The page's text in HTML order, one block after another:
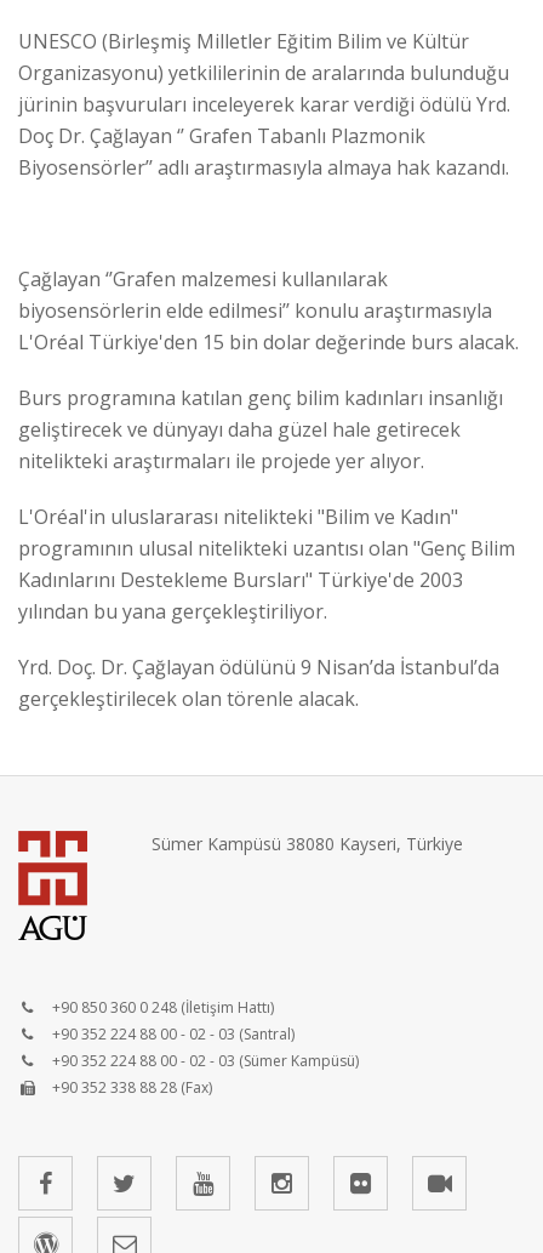
UNESCO (Birleşmiş Milletler Eğitim Bilim ve Kültür
Organizasyonu) yetkililerinin de aralarında bulunduğu
jürinin başvuruları inceleyerek karar verdiği ödülü Yrd.
Doç Dr. Çağlayan ‘’ Grafen Tabanlı Plazmonik
Biyosensörler’’ adlı araştırmasıyla almaya hak kazandı.
Çağlayan ‘’Grafen malzemesi kullanılarak
biyosensörlerin elde edilmesi’’ konulu araştırmasıyla
L'Oréal Türkiye'den 15 bin dolar değerinde burs alacak.
Burs programına katılan genç bilim kadınları insanlığı
geliştirecek ve dünyayı daha güzel hale getirecek
nitelikteki araştırmaları ile projede yer alıyor.
L'Oréal'in uluslararası nitelikteki "Bilim ve Kadın"
programının ulusal nitelikteki uzantısı olan "Genç Bilim
Kadınlarını Destekleme Bursları" Türkiye'de 2003
yılından bu yana gerçekleştiriliyor.
Yrd. Doç. Dr. Çağlayan ödülünü 9 Nisan’da İstanbul’da
gerçekleştirilecek olan törenle alacak.
Sümer Kampüsü 38080 Kayseri, Türkiye
+90 850 360 0 248 (İletişim Hattı)
+90 352 224 88 00 - 02 - 03 (Santral)
+90 352 224 88 00 - 02 - 03 (Sümer Kampüsü)
+90 352 338 88 28 (Fax)